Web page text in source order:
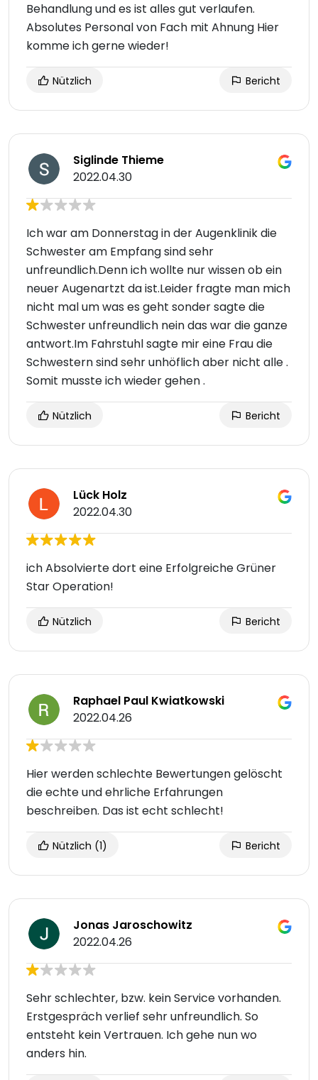
Behandlung und es ist alles gut verlaufen.
Absolutes Personal von Fach mit Ahnung Hier
komme ich gerne wieder!
Nützlich Bericht
Siglinde Thieme
2022.04.30
Ich war am Donnerstag in der Augenklinik die
Schwester am Empfang sind sehr
unfreundlich.Denn ich wollte nur wissen ob ein
neuer Augenartzt da ist.Leider fragte man mich
nicht mal um was es geht sonder sagte die
Schwester unfreundlich nein das war die ganze
antwort.Im Fahrstuhl sagte mir eine Frau die
Schwestern sind sehr unhöflich aber nicht alle .
Somit musste ich wieder gehen .
Nützlich Bericht
Lück Holz
2022.04.30
ich Absolvierte dort eine Erfolgreiche Grüner
Star Operation!
Nützlich Bericht
Raphael Paul Kwiatkowski
2022.04.26
Hier werden schlechte Bewertungen gelöscht
die echte und ehrliche Erfahrungen
beschreiben. Das ist echt schlecht!
Nützlich (1) Bericht
Jonas Jaroschowitz
2022.04.26
Sehr schlechter, bzw. kein Service vorhanden.
Erstgespräch verlief sehr unfreundlich. So
entsteht kein Vertrauen. Ich gehe nun wo
anders hin.